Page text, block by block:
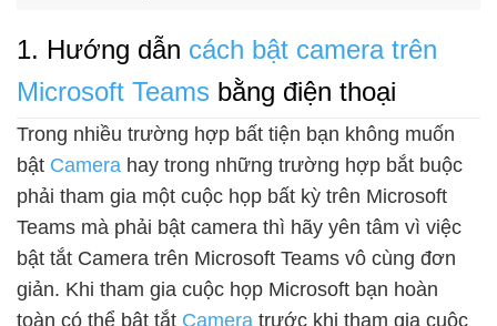
1. Hướng dẫn cách bật camera trên
Microsoft Teams bằng điện thoại
Trong nhiều trường hợp bất tiện bạn không muốn
bật Camera hay trong những trường hợp bắt buộc
phải tham gia một cuộc họp bất kỳ trên Microsoft
Teams mà phải bật camera thì hãy yên tâm vì việc
bật tắt Camera trên Microsoft Teams vô cùng đơn
giản. Khi tham gia cuộc họp Microsoft bạn hoàn
toàn có thể bật tắt Camera trước khi tham gia cuộc